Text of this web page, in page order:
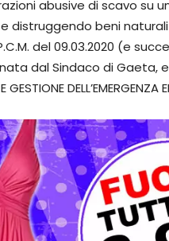
abusive di scavo su
distruggendo beni
del 09.03.2020 (e
dal Sindaco di
GESTIONE